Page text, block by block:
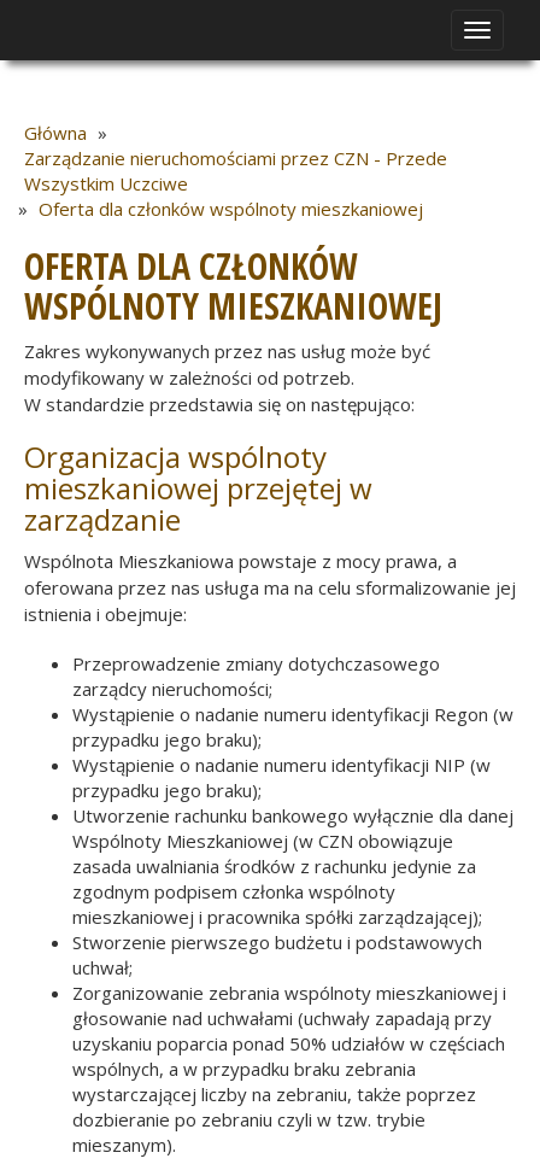
Toggle
Główna »
Zarządzanie nieruchomościami przez CZN - Przede
Wszystkim Uczciwe
» Oferta dla członków wspólnoty mieszkaniowej
OFERTA DLA CZŁONKÓW
WSPÓLNOTY MIESZKANIOWEJ
Zakres wykonywanych przez nas usług może być
modyfikowany w zależności od potrzeb.
W standardzie przedstawia się on następująco:
Organizacja wspólnoty
mieszkaniowej przejętej w
zarządzanie
Wspólnota Mieszkaniowa powstaje z mocy prawa, a
oferowana przez nas usługa ma na celu sformalizowanie jej
istnienia i obejmuje:
Przeprowadzenie zmiany dotychczasowego
zarządcy nieruchomości;
Wystąpienie o nadanie numeru identyfikacji Regon (w
przypadku jego braku);
Wystąpienie o nadanie numeru identyfikacji NIP (w
przypadku jego braku);
Utworzenie rachunku bankowego wyłącznie dla danej
Wspólnoty Mieszkaniowej (w CZN obowiązuje
zasada uwalniania środków z rachunku jedynie za
zgodnym podpisem członka wspólnoty
mieszkaniowej i pracownika spółki zarządzającej);
Stworzenie pierwszego budżetu i podstawowych
uchwał;
Zorganizowanie zebrania wspólnoty mieszkaniowej i
głosowanie nad uchwałami (uchwały zapadają przy
uzyskaniu poparcia ponad 50% udziałów w częściach
wspólnych, a w przypadku braku zebrania
wystarczającej liczby na zebraniu, także poprzez
dozbieranie po zebraniu czyli w tzw. trybie
mieszanym).